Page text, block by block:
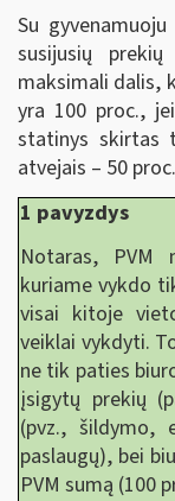
Su
susijusių
maksimali dalis,
yra 100 proc.,
statinys skirtas
atvejais – 50 proc.
1 pavyzdys
Notaras, PVM
kuriame vykdo
visai kitoje
veiklai vykdyti.
ne tik paties
įsigytų prekių
(pvz., šildymo,
paslaugų), bei
PVM sumą (100